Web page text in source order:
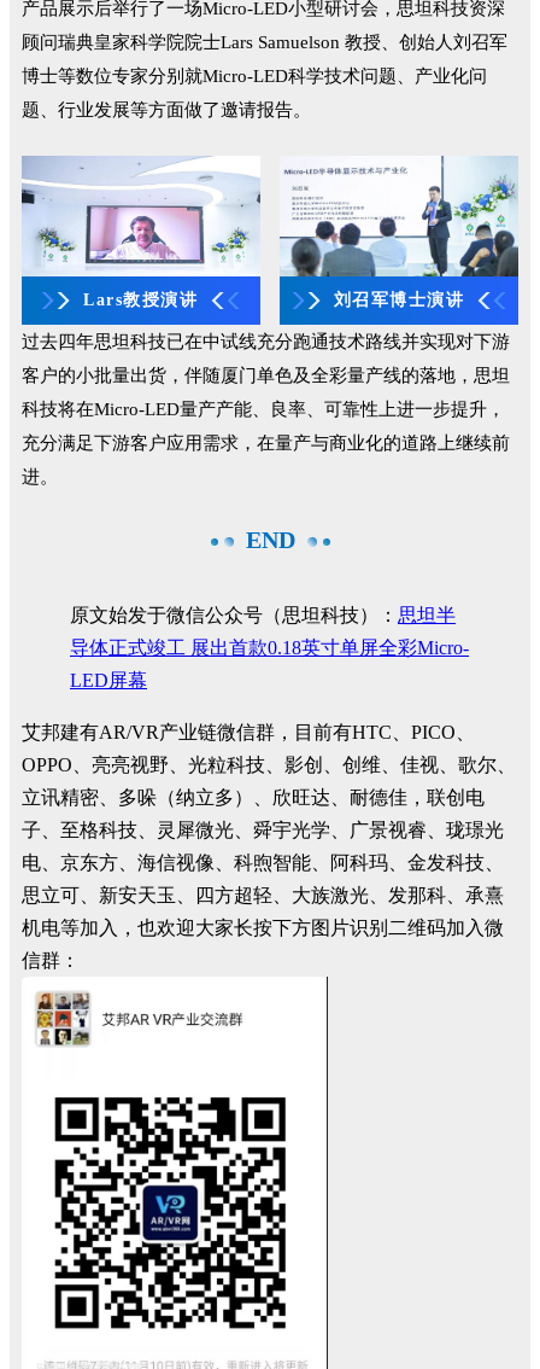
产品展示后举行了一场Micro-LED小型研讨会，思坦科技资深
顾问瑞典皇家科学院院士Lars Samuelson 教授、创始人刘召军
博士等数位专家分别就Micro-LED科学技术问题、产业化问
题、行业发展等方面做了邀请报告。
Lars教授演讲 刘召军博士演讲
过去四年思坦科技已在中试线充分跑通技术路线并实现对下游
客户的小批量出货，伴随厦门单色及全彩量产线的落地，思坦
科技将在Micro-LED量产产能、良率、可靠性上进一步提升，
充分满足下游客户应用需求，在量产与商业化的道路上继续前
进。
END
原文始发于微信公众号（思坦科技）： 思坦半
导体正式竣工 展出首款0.18英寸单屏全彩Micro-
LED屏幕
艾邦建有AR/VR产业链微信群，目前有HTC、PICO、
OPPO、亮亮视野、光粒科技、影创、创维、佳视、歌尔、
立讯精密、多哚（纳立多）、欣旺达、耐德佳，联创电
子、至格科技、灵犀微光、舜宇光学、广景视睿、珑璟光
电、京东方、海信视像、科煦智能、阿科玛、金发科技、
思立可、新安天玉、四方超轻、大族激光、发那科、承熹
机电等加入，也欢迎大家长按下方图片识别二维码加入微
信群：